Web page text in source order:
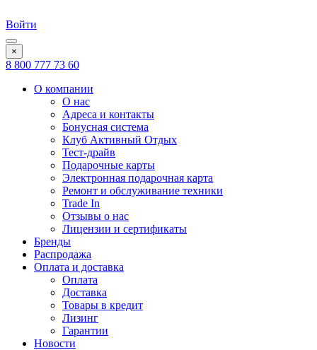
Войти
×
8 800 777 73 60
О компании
О нас
Адреса и контакты
Бонусная система
Клуб Активный Отдых
Тест-драйв
Подарочные карты
Электронная подарочная карта
Ремонт и обслуживание техники
Trade In
Отзывы о нас
Лицензии и сертификаты
Бренды
Распродажа
Оплата и доставка
Оплата
Доставка
Товары в кредит
Лизинг
Гарантии
Новости